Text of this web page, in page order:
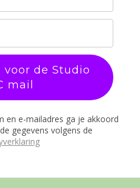
de Studio
mail
en e-mailadres ga je akkoord
gegevens volgens de